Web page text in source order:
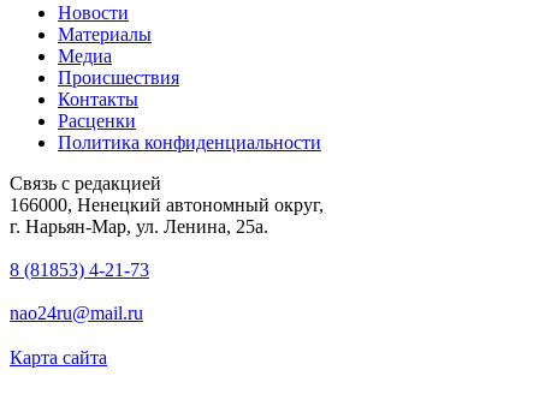
Новости
Материалы
Медиа
Происшествия
Контакты
Расценки
Политика конфиденциальности
Связь с редакцией
166000, Ненецкий автономный округ,
г. Нарьян-Мар, ул. Ленина, 25а.
8 (81853) 4-21-73
nao24ru@mail.ru
Карта сайта